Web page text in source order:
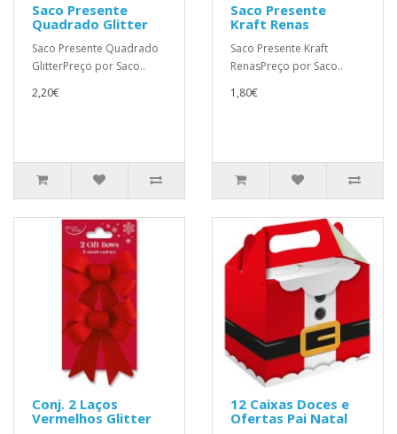
Saco Presente
Quadrado Glitter
Saco Presente Quadrado
GlitterPreço por Saco..
2,20€
Saco Presente
Kraft Renas
Saco Presente Kraft
RenasPreço por Saco..
1,80€
Conj. 2 Laços
Vermelhos Glitter
12 Caixas Doces e
Ofertas Pai Natal